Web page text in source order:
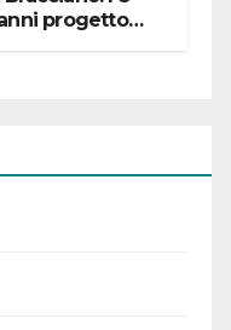
progetto